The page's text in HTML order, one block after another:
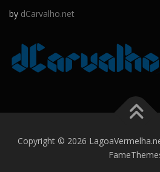
by dCarvalho.net
Copyright © 2026